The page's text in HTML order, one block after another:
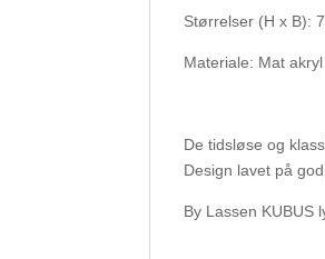
Størrelser (H x B):
Materiale: Mat akryl
De tidsløse og
Design lavet på
By Lassen KUBUS